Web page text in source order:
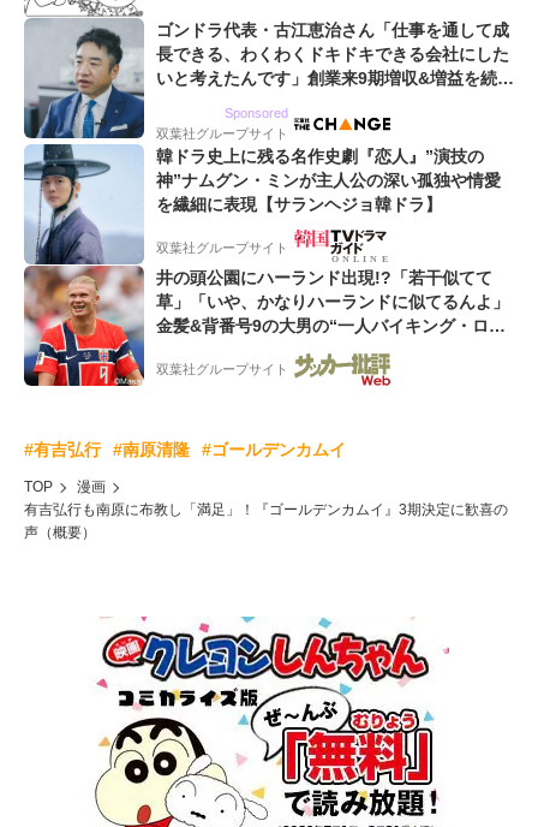
ゴンドラ代表・古江恵治さん「仕事を通して成
長できる、わくわくドキドキできる会社にした
いと考えたんです」創業来9期増収&増益を続け
Sponsored
双葉社グループサイト
韓ドラ史上に残る名作史劇『恋人』”演技の
神”ナムグン・ミンが主人公の深い孤独や情愛
を繊細に表現【サランヘジョ韓ドラ】
双葉社グループサイト
井の頭公園にハーランド出現!?「若干似てて
草」「いや、かなりハーランドに似てるんよ」
金髪&背番号9の大男の“一人バイキング・ロ
ー”映像が話題!「元気をもらった」
双葉社グループサイト
#有吉弘行 #南原清隆 #ゴールデンカムイ
TOP
漫画
有吉弘行も南原に布教し「満足」！『ゴールデンカムイ』3期決定に歓喜の
声（概要）